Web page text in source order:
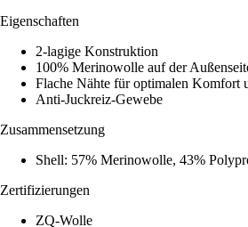
Eigenschaften
2-lagige Konstruktion
100% Merinowolle auf der
Flache Nähte für optimalen Komfort
Anti-Juckreiz-Gewebe
Zusammensetzung
Shell: 57% Merinowolle, 43%
Zertifizierungen
ZQ-Wolle